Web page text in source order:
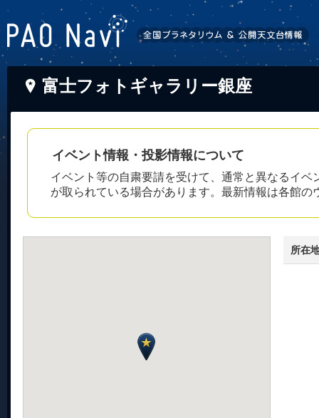
富士フォトギャラリー銀座
イベント情報・投影情報について
イベント等の自粛要請を受けて、通常と異なるイ
が取られている場合があります。最新情報は各館
所在